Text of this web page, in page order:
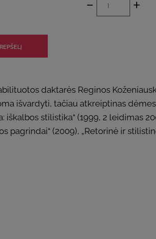
+
daktarės Reginos
išvardyti, tačiau atkreiptinas
iškalbos stilistika“ (1999, 2 leidimas
pagrindai“ (2009), „Retorinė ir